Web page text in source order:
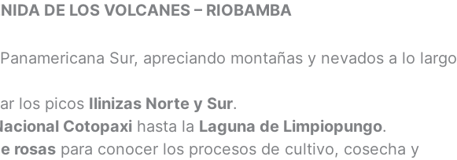
DE LOS VOLCANES – RIOBAMBA
Sur, apreciando montañas y nevados a lo largo
los picos Ilinizas Norte y Sur.
Cotopaxi hasta la Laguna de Limpiopungo.
rosas para conocer los procesos de cultivo, cosecha y